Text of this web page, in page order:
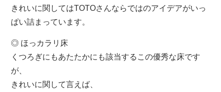
きれいに関してはTOTOさんならではのアイデアがいっ
ぱい詰まっています。
◎ ほっカラリ床
くつろぎにもあたたかにも該当するこの優秀な床です
が、
きれいに関して言えば、